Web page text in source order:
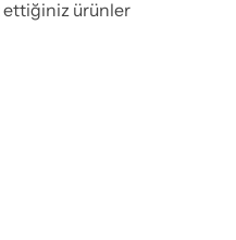
ettiğiniz ürünler